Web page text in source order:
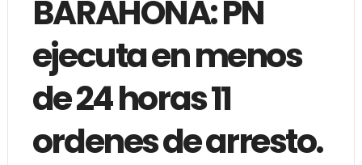
BARAHONA: PN
ejecuta en menos
de 24 horas 11
ordenes de arresto.